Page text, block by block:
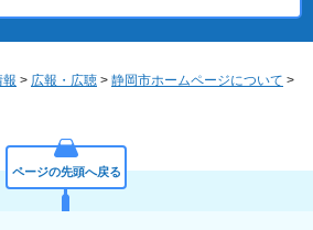
報 > 広報・広聴 > 静岡市ホームページについて >
ページの先頭へ戻る